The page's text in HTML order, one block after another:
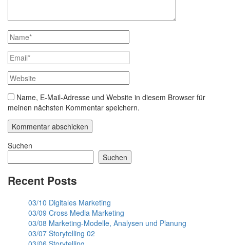
Name, E-Mail-Adresse und Website in diesem Browser für
meinen nächsten Kommentar speichern.
Suchen
Suchen
Recent Posts
03/10 Digitales Marketing
03/09 Cross Media Marketing
03/08 Marketing-Modelle, Analysen und Planung
03/07 Storytelling 02